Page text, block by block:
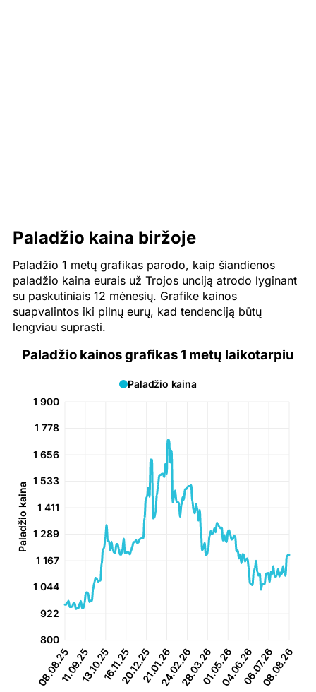
Paladžio kaina biržoje
Paladžio 1 metų grafikas parodo, kaip šiandienos
paladžio kaina eurais už Trojos unciją atrodo lyginant
su paskutiniais 12 mėnesių. Grafike kainos
suapvalintos iki pilnų eurų, kad tendenciją būtų
lengviau suprasti.
Paladžio kainos grafikas 1 metų laikotarpiu
Paladžio kaina
1 900
1 778
1 656
1 533
1 411
1 289
1 167
1 044
922
800
Paladžio kaina
08.08.2511.09.2513.10.2516.11.2520.12.2521.01.2624.02.2628.03.2601.05.2604.06.2606.07.2608.08.26